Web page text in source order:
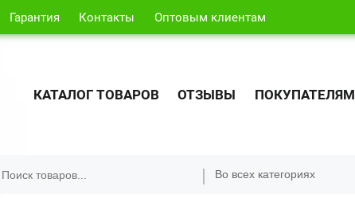
Гарантия Контакты Оптовым клиентам
КАТАЛОГ ТОВАРОВ ОТЗЫВЫ ПОКУПАТЕЛЯМ